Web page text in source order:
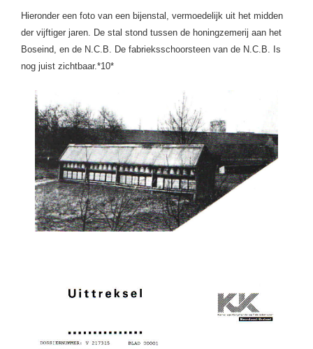
Hieronder een foto van een bijenstal, vermoedelijk uit het midden
der vijftiger jaren. De stal stond tussen de honingzemerij aan het
Boseind, en de N.C.B. De fabrieksschoorsteen van de N.C.B. Is
nog juist zichtbaar.*10*